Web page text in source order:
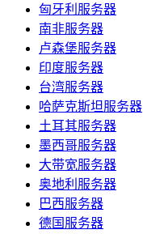
匈牙利服务器
南非服务器
卢森堡服务器
印度服务器
台湾服务器
哈萨克斯坦服务器
土耳其服务器
墨西哥服务器
大带宽服务器
奥地利服务器
巴西服务器
德国服务器